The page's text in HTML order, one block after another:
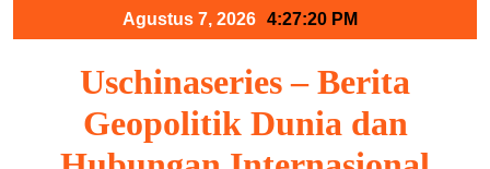
Agustus 7, 2026 4:27:21 PM
Uschinaseries – Berita
Geopolitik Dunia dan